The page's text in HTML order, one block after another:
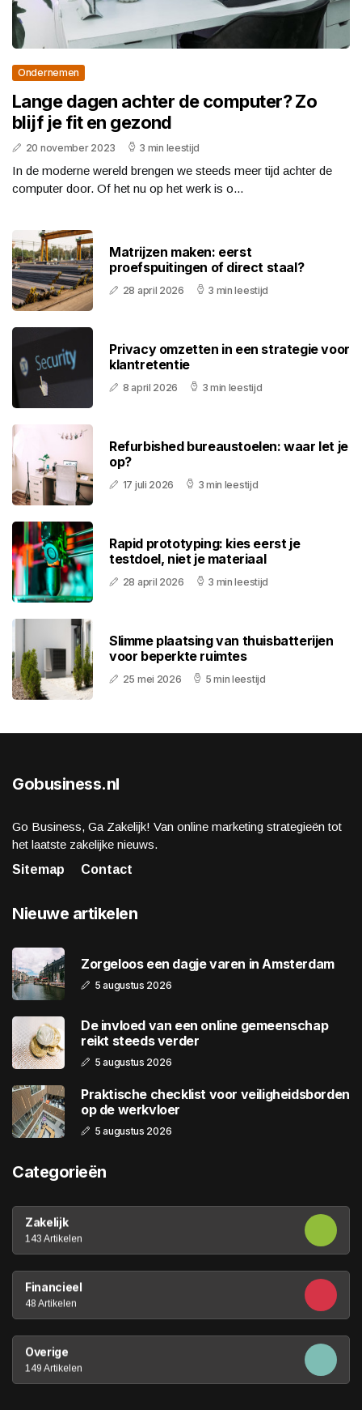
Ondernemen
Lange dagen achter de computer? Zo
blijf je fit en gezond
20 november 2023 3 min leestijd
In de moderne wereld brengen we steeds meer tijd achter de
computer door. Of het nu op het werk is o...
Matrijzen maken: eerst
proefspuitingen of direct staal?
28 april 2026 3 min leestijd
Privacy omzetten in een strategie voor
klantretentie
8 april 2026 3 min leestijd
Refurbished bureaustoelen: waar let je
op?
17 juli 2026 3 min leestijd
Rapid prototyping: kies eerst je
testdoel, niet je materiaal
28 april 2026 3 min leestijd
Slimme plaatsing van thuisbatterijen
voor beperkte ruimtes
25 mei 2026 5 min leestijd
Gobusiness.nl
Go Business, Ga Zakelijk! Van online marketing strategieën tot
het laatste zakelijke nieuws.
Sitemap
Contact
Nieuwe artikelen
Zorgeloos een dagje varen in Amsterdam
5 augustus 2026
De invloed van een online gemeenschap
reikt steeds verder
5 augustus 2026
Praktische checklist voor veiligheidsborden
op de werkvloer
5 augustus 2026
Categorieën
Zakelijk
143 Artikelen
Financieel
48 Artikelen
Overige
149 Artikelen